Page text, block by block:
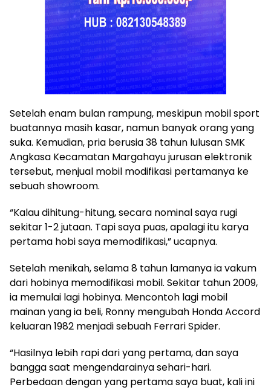
Setelah enam bulan rampung, meskipun mobil sport
buatannya masih kasar, namun banyak orang yang
suka. Kemudian, pria berusia 38 tahun lulusan SMK
Angkasa Kecamatan Margahayu jurusan elektronik
tersebut, menjual mobil modifikasi pertamanya ke
sebuah showroom.
“Kalau dihitung-hitung, secara nominal saya rugi
sekitar 1-2 jutaan. Tapi saya puas, apalagi itu karya
pertama hobi saya memodifikasi,” ucapnya.
Setelah menikah, selama 8 tahun lamanya ia vakum
dari hobinya memodifikasi mobil. Sekitar tahun 2009,
ia memulai lagi hobinya. Mencontoh lagi mobil
mainan yang ia beli, Ronny mengubah Honda Accord
keluaran 1982 menjadi sebuah Ferrari Spider.
“Hasilnya lebih rapi dari yang pertama, dan saya
bangga saat mengendarainya sehari-hari.
Perbedaan dengan yang pertama saya buat, kali ini